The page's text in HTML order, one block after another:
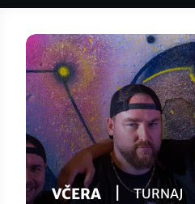
VČERA TURNAJ